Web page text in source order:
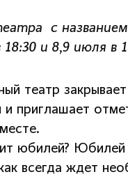
с названием
и 8,9 июля в
театр
и приглашает
юбилей? Юбилей
всегда ждет